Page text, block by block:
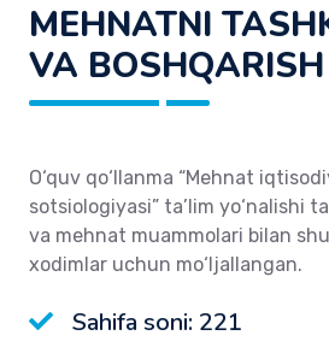
MEHNATNI
VA BOSHQARISH
O‘quv qo‘llаnmа “Mеhnаt
sоtsiоlоgiyasi” tа’lim yo‘nаlishi
vа mеhnаt muаmmоlаri bilаn
хоdimlаr uchun mo‘ljаllаngаn.
Sahifa soni: 221